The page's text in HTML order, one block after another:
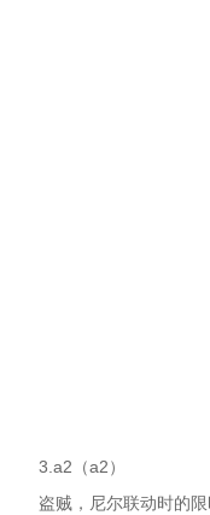
3.a2（a2）
盗贼，尼尔联动时的